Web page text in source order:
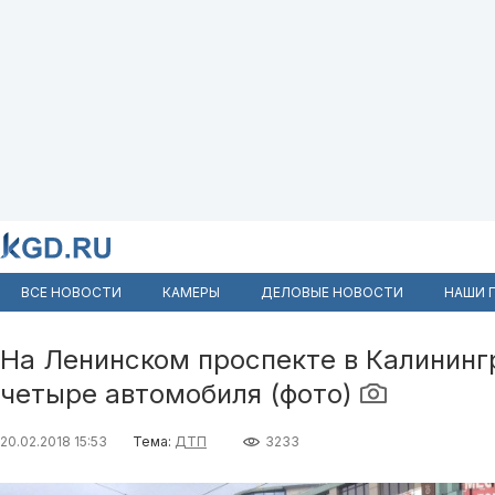
ВСЕ НОВОСТИ КАМЕРЫ ДЕЛОВЫЕ НОВОСТИ НАШИ
На Ленинском проспекте в
четыре автомобиля (фото)
20.02.2018 15:53 Тема: ДТП 3233